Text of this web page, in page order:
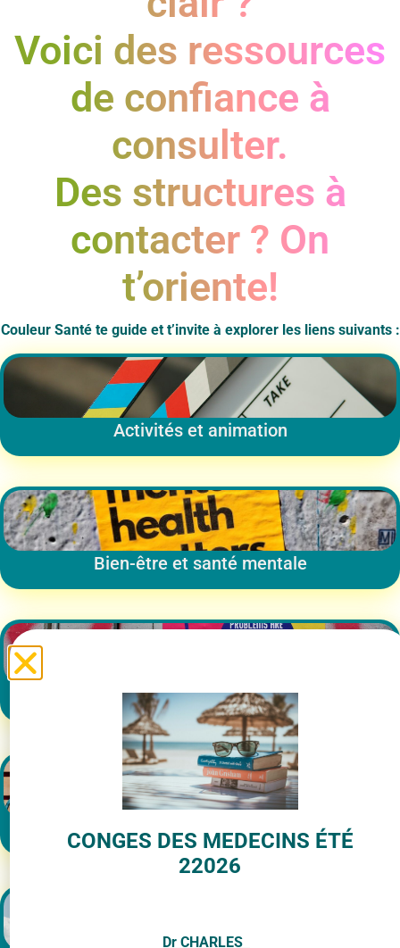
Voici des ressources
de confiance à
consulter.
Des structures à
contacter ? On
t’oriente!
Couleur Santé te guide et t’invite à explorer les liens suivants :
Activités et animation
Bien-être et santé mentale
Citoyenneté et activisme
Info drogues
CONGES DES MEDECINS ÉTÉ
22026
Dr CHARLES